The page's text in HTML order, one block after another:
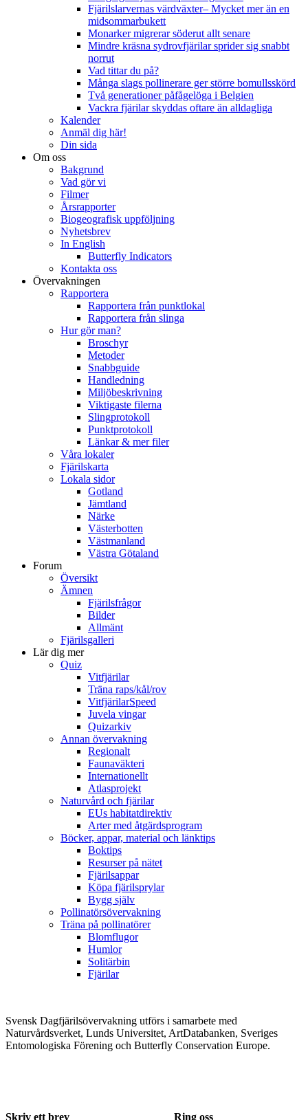
Fjärilslarvernas värdväxter– Mycket mer än en
midsommarbukett
Monarker migrerar söderut allt senare
Mindre kräsna sydrovfjärilar sprider sig snabbt
norrut
Vad tittar du på?
Många slags pollinerare ger större bomullsskörd
Två generationer påfågelöga i Belgien
Vackra fjärilar skyddas oftare än alldagliga
Kalender
Anmäl dig här!
Din sida
Om oss
Bakgrund
Vad gör vi
Filmer
Årsrapporter
Biogeografisk uppföljning
Nyhetsbrev
In English
Butterfly Indicators
Kontakta oss
Övervakningen
Rapportera
Rapportera från punktlokal
Rapportera från slinga
Hur gör man?
Broschyr
Metoder
Snabbguide
Handledning
Miljöbeskrivning
Viktigaste filerna
Slingprotokoll
Punktprotokoll
Länkar & mer filer
Våra lokaler
Fjärilskarta
Lokala sidor
Gotland
Jämtland
Närke
Västerbotten
Västmanland
Västra Götaland
Forum
Översikt
Ämnen
Fjärilsfrågor
Bilder
Allmänt
Fjärilsgalleri
Lär dig mer
Quiz
Vitfjärilar
Träna raps/kål/rov
VitfjärilarSpeed
Juvela vingar
Quizarkiv
Annan övervakning
Regionalt
Faunaväkteri
Internationellt
Atlasprojekt
Naturvård och fjärilar
EUs habitatdirektiv
Arter med åtgärdsprogram
Böcker, appar, material och länktips
Boktips
Resurser på nätet
Fjärilsappar
Köpa fjärilsprylar
Bygg själv
Pollinatörsövervakning
Träna på pollinatörer
Blomflugor
Humlor
Solitärbin
Fjärilar
Svensk Dagfjärilsövervakning utförs i samarbete med
Naturvårdsverket, Lunds Universitet, ArtDatabanken, Sveriges
Entomologiska Förening och Butterfly Conservation Europe.
Skriv ett brev Ring oss